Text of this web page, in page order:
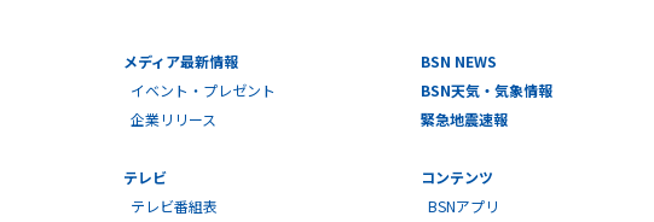
メディア最新情報
イベント・プレゼント
企業リリース
テレビ
テレビ番組表
BSN NEWS
BSN天気・気象情報
緊急地震速報
コンテンツ
BSNアプリ